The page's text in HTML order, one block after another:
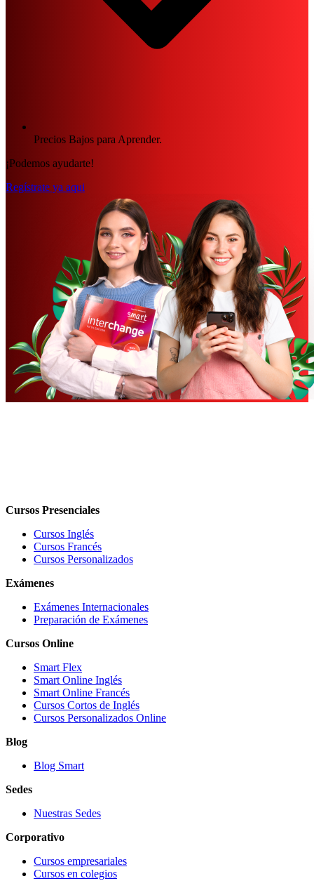
Precios Bajos para Aprender.
¡Podemos ayudarte!
Regístrate ya aqui
Cursos Presenciales
Cursos Inglés
Cursos Francés
Cursos Personalizados
Exámenes
Exámenes Internacionales
Preparación de Exámenes
Cursos Online
Smart Flex
Smart Online Inglés
Smart Online Francés
Cursos Cortos de Inglés
Cursos Personalizados Online
Blog
Blog Smart
Sedes
Nuestras Sedes
Corporativo
Cursos empresariales
Cursos en colegios